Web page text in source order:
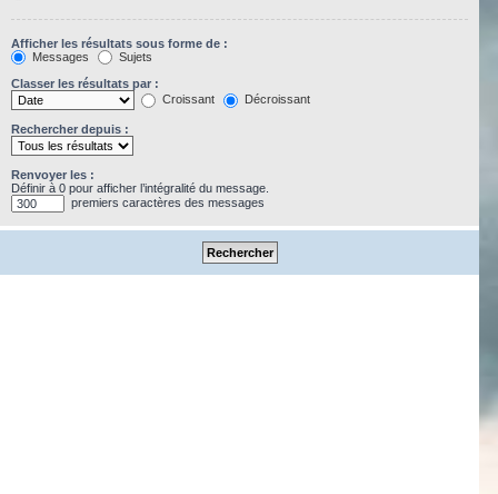
Afficher les résultats sous forme de :
Messages
Sujets
Classer les résultats par :
Croissant
Décroissant
Rechercher depuis :
Renvoyer les :
Définir à 0 pour afficher l’intégralité du message.
premiers caractères des messages